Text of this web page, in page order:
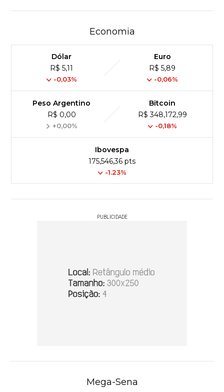
Economia
Dólar
R$ 5,11
-0,03%
Euro
R$ 5,89
-0,06%
Peso Argentino
R$ 0,00
+0,00%
Bitcoin
R$ 348,172,99
-0,18%
Ibovespa
175,546,36 pts
-1.23%
PUBLICIDADE
Mega-Sena